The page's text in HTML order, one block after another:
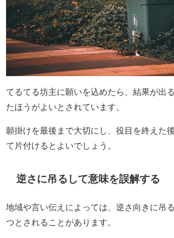
てるてる坊主に願いを込めたら、結果が出
たほうがよいとされています。
願掛けを最後まで大切にし、役目を終えた
て片付けるとよいでしょう。
逆さに吊るして意味を誤解する
地域や言い伝えによっては、逆さ向きに吊
つとされることがあります。